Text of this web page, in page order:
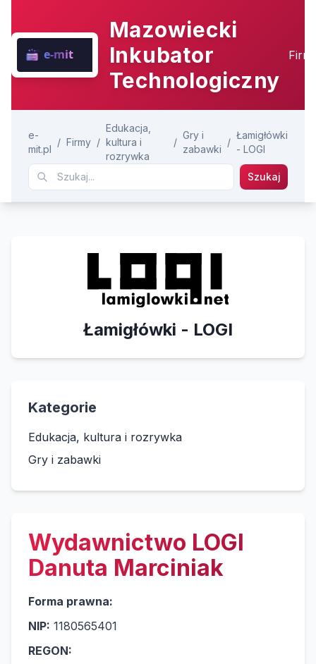
Mazowiecki
Inkubator
Technologiczny
e-
mit.pl
/ Firmy /
Edukacja,
kultura i
rozrywka
/
Gry i
zabawki
/
Łamigłówki
- LOGI
Szukaj
Łamigłówki - LOGI
Kategorie
Edukacja, kultura i rozrywka
Gry i zabawki
Wydawnictwo LOGI
Danuta Marciniak
Forma prawna:
NIP: 1180565401
REGON: